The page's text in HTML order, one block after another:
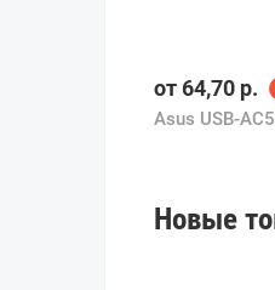
от64,70 р.
Asus USB-
Новые